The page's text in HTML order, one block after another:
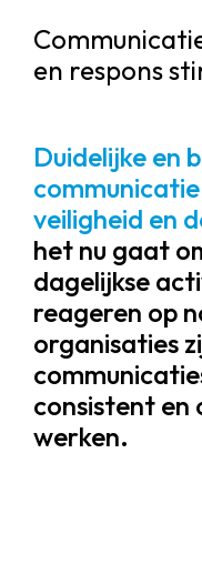
en respons
Duidelijke en
veiligheid en
het nu gaat
dagelijkse
reageren op
organisaties
consistent en
werken.